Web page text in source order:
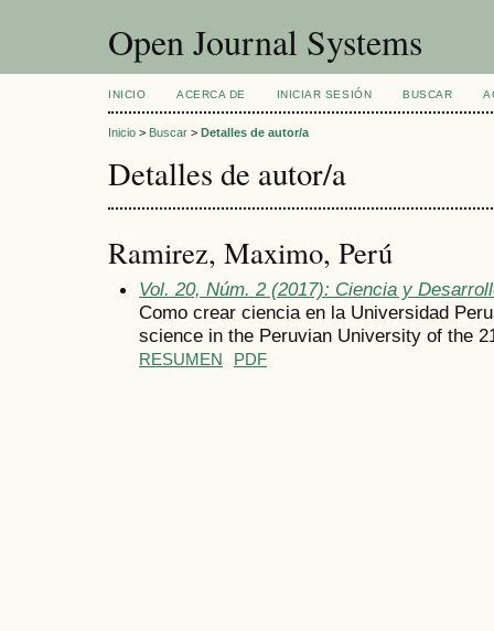
Open Journal Systems
INICIO ACERCA DE INICIAR SESIÓN BUSCAR
Inicio > Buscar > Detalles de autor/a
Detalles de autor/a
Ramirez, Maximo, Perú
Vol. 20, Núm. 2 (2017): Ciencia y
Como crear ciencia en la Universidad
science in the Peruvian University of the
RESUMEN PDF